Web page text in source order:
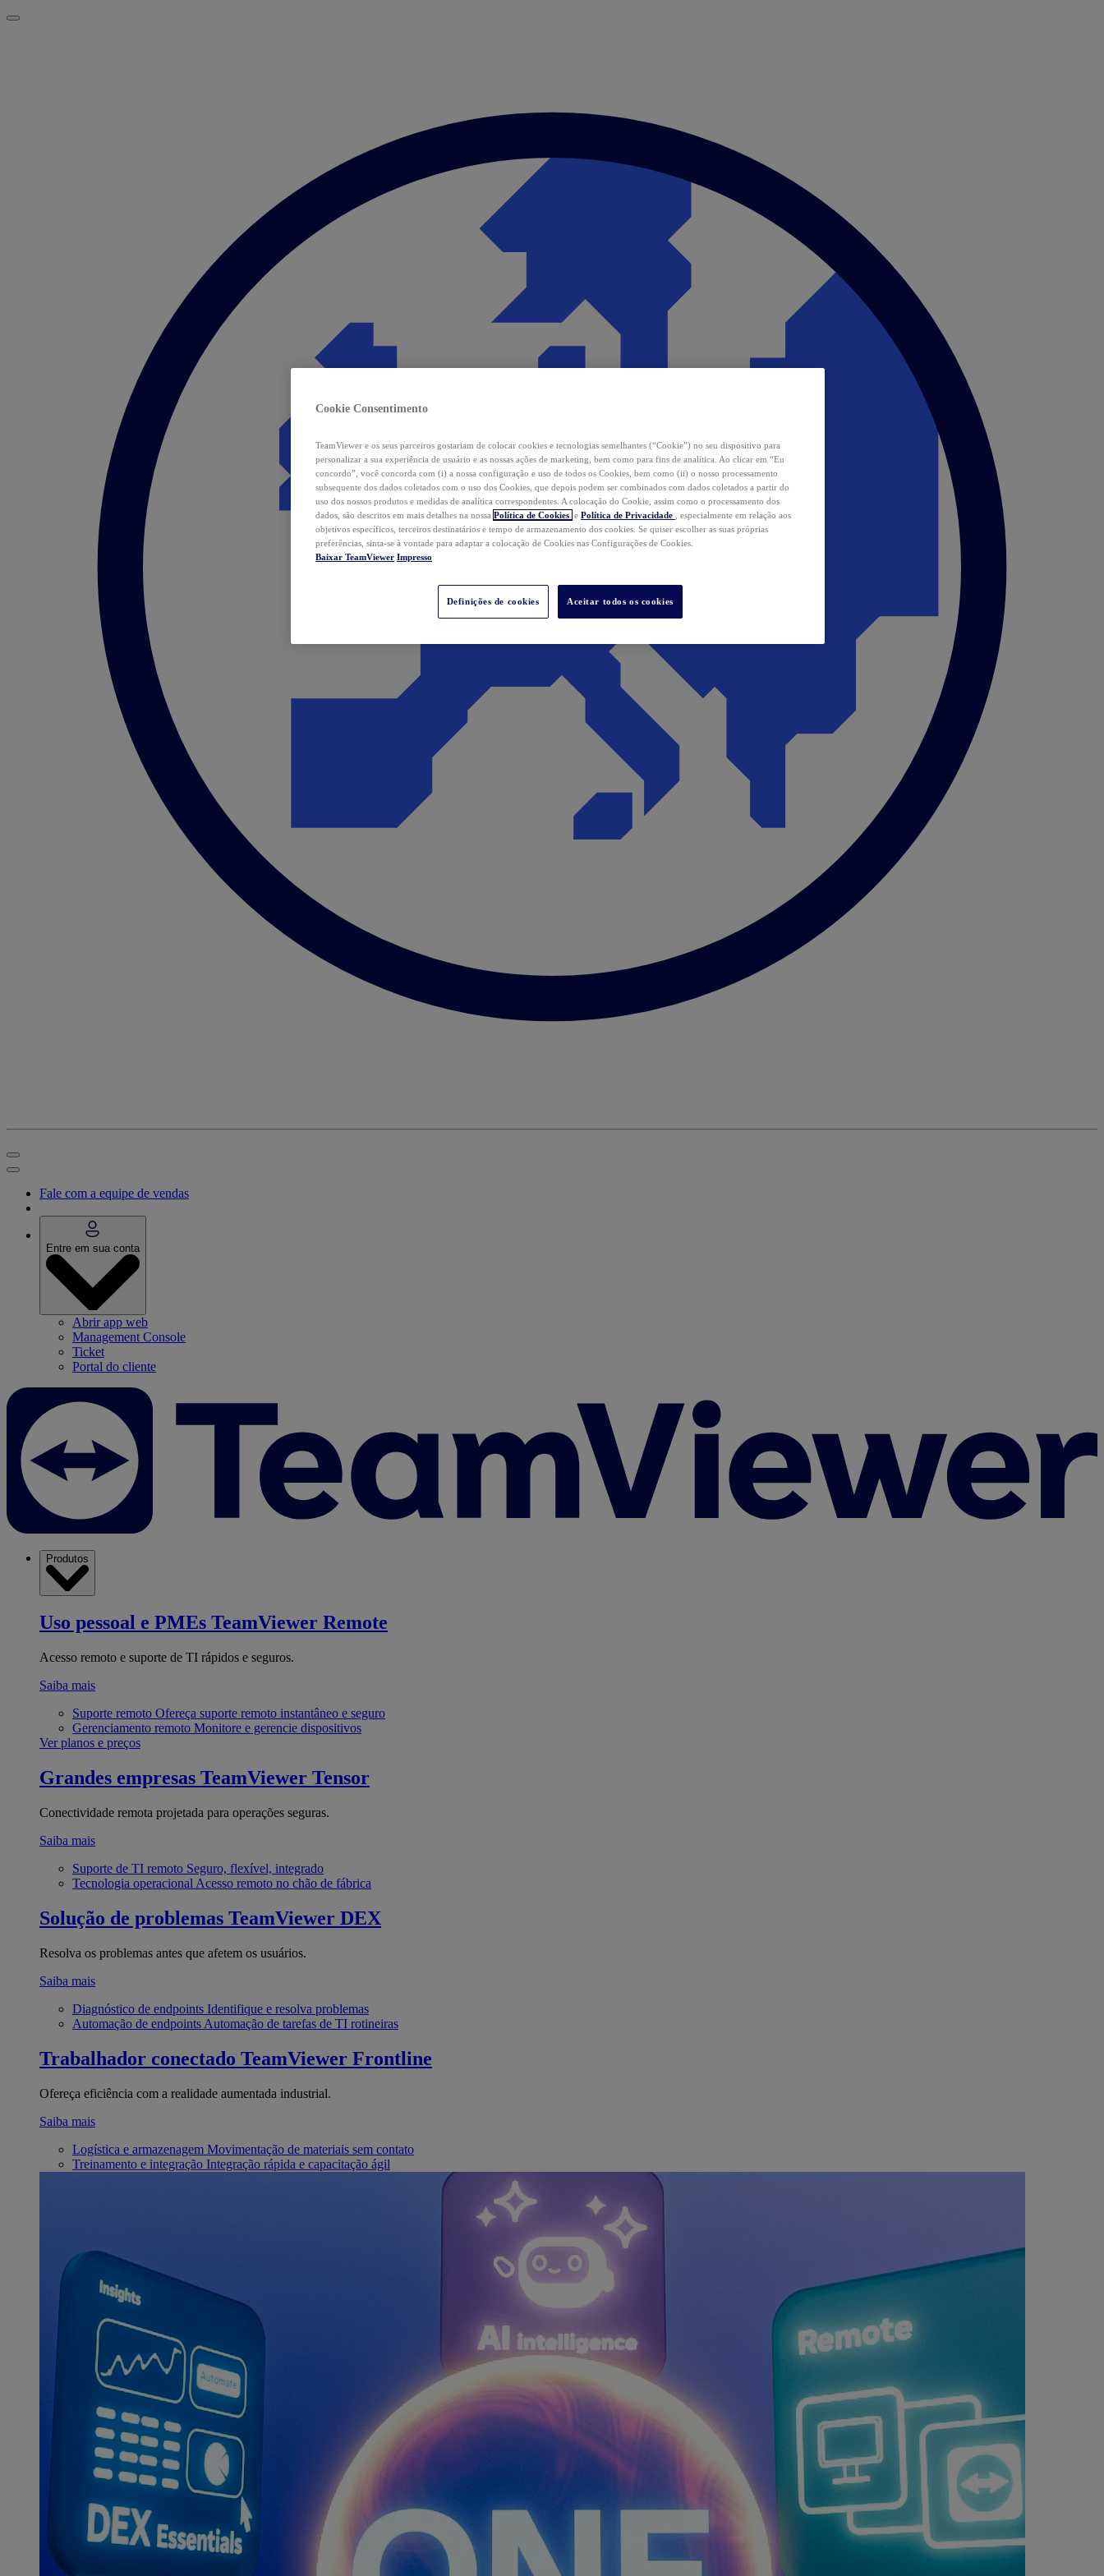
Fale com a equipe de vendas
Entre em sua conta
Abrir app web
Management Console
Ticket
Portal do cliente
Produtos
Uso pessoal e PMEs TeamViewer Remote
Acesso remoto e suporte de TI rápidos e seguros.
Saiba mais
Suporte remoto Ofereça suporte remoto instantâneo e seguro
Gerenciamento remoto Monitore e gerencie dispositivos
Ver planos e preços
Grandes empresas TeamViewer Tensor
Conectividade remota projetada para operações seguras.
Saiba mais
Suporte de TI remoto Seguro, flexível, integrado
Tecnologia operacional Acesso remoto no chão de fábrica
Solução de problemas TeamViewer DEX
Resolva os problemas antes que afetem os usuários.
Saiba mais
Diagnóstico de endpoints Identifique e resolva problemas
Automação de endpoints Automação de tarefas de TI rotineiras
Trabalhador conectado TeamViewer Frontline
Ofereça eficiência com a realidade aumentada industrial.
Saiba mais
Logística e armazenagem Movimentação de materiais sem contato
Treinamento e integração Integração rápida e capacitação ágil
Cookie Consentimento
TeamViewer e os seus parceiros gostariam de colocar cookies e tecnologias semelhantes (“Cookie”) no seu dispositivo para
personalizar a sua experiência de usuário e as nossas ações de marketing, bem como para fins de analítica. Ao clicar em “Eu
concordo”, você concorda com (i) a nossa configuração e uso de todos os Cookies, bem como (ii) o nosso processamento
subsequente dos dados coletados com o uso dos Cookies, que depois podem ser combinados com dados coletados a partir do
uso dos nossos produtos e medidas de analítica correspondentes. A colocação do Cookie, assim como o processamento dos
dados, são descritos em mais detalhes na nossa Política de Cookies e Política de Privacidade
, especialmente em relação aos
objetivos específicos, terceiros destinatários e tempo de armazenamento dos cookies. Se quiser escolher as suas próprias
preferências, sinta-se à vontade para adaptar a colocação de Cookies nas Configurações de Cookies.
Baixar TeamViewer Impresso
Definições de cookies Aceitar todos os cookies